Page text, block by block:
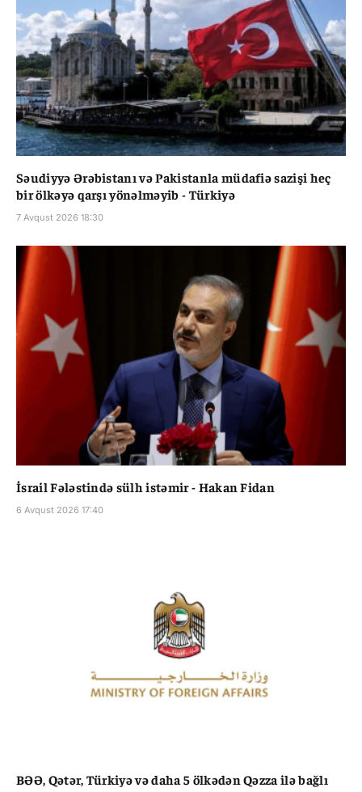
Səudiyyə Ərəbistanı və Pakistanla müdafiə sazişi heç
bir ölkəyə qarşı yönəlməyib - Türkiyə
7 Avqust 2026 18:30
İsrail Fələstində sülh istəmir - Hakan Fidan
6 Avqust 2026 17:40
BƏƏ, Qətər, Türkiyə və daha 5 ölkədən Qəzza ilə bağlı